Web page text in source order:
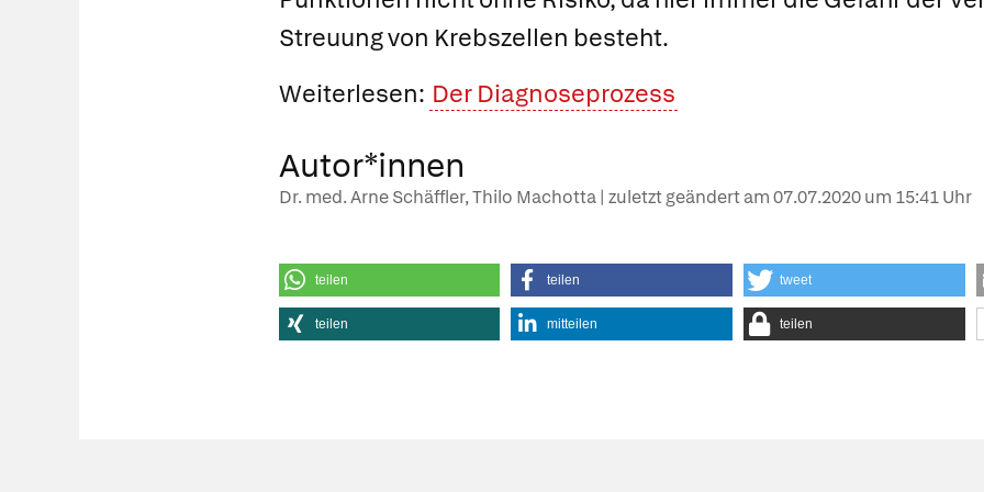
Streuung von Krebszellen besteht.
Weiterlesen: Der Diagnoseprozess
Autor*innen
Dr. med. Arne Schäffler, Thilo Machotta | zuletzt geändert am07.07.2020um 15:41 Uhr
teilen teilen tweet
teilen mitteilen teilen